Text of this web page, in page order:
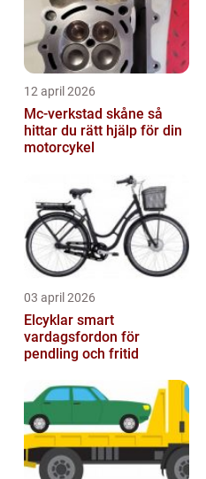
12 april 2026
Mc-verkstad skåne så
hittar du rätt hjälp för din
motorcykel
03 april 2026
Elcyklar smart
vardagsfordon för
pendling och fritid